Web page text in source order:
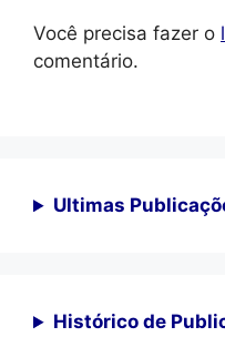
Você precisa fazer o
comentário.
Ultimas
Histórico de